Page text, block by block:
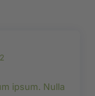
ipsum. Nulla